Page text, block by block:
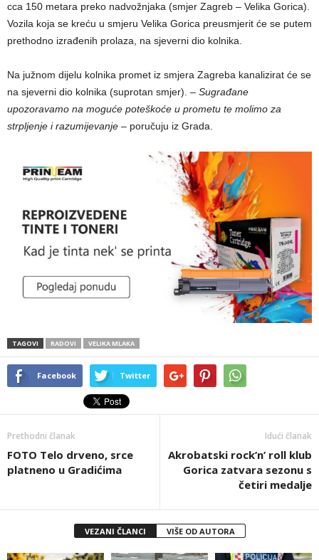
cca 150 metara preko nadvožnjaka (smjer Zagreb – Velika Gorica).
Vozila koja se kreću u smjeru Velika Gorica preusmjerit će se putem
prethodno izrađenih prolaza, na sjeverni dio kolnika.
Na južnom dijelu kolnika promet iz smjera Zagreba kanalizirat će se
na sjeverni dio kolnika (suprotan smjer). – Sugrađane
upozoravamo na moguće poteškoće u prometu te molimo za
strpljenje i razumijevanje – poručuju iz Grada.
TAGOVI RADOVI VELIKA MLAKA
Facebook Twitter
Prethodni članak
FOTO Telo drveno, srce
platneno u Gradićima
Idući članak
Akrobatski rock’n’ roll klub
Gorica zatvara sezonu s
četiri medalje
VEZANI ČLANCI VIŠE OD AUTORA